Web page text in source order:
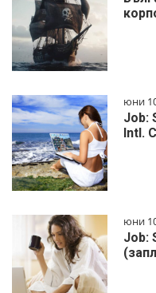
юни
Job:
Intl.
юни
Job: